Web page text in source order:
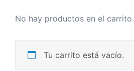
No hay productos en el carrito.
Tu carrito está vacío.